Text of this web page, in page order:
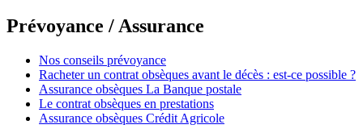
Prévoyance / Assurance
Nos conseils prévoyance
Racheter un contrat obsèques avant le décès : est-ce possible ?
Assurance obsèques La Banque postale
Le contrat obsèques en prestations
Assurance obsèques Crédit Agricole